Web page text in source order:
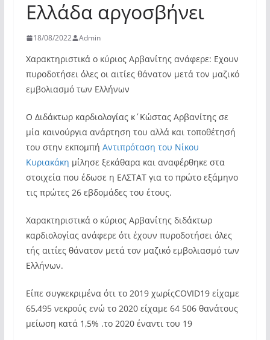
Ελλάδα αργοσβήνει
18/08/2022 Admin
Χαρακτηριστικά ο κύριος Αρβανίτης ανάφερε: Eχουν
πυροδοτήσει όλες οι αιτίες θάνατον μετά τον μαζικό
εμβολιασμό των Ελλήνων
Ο Διδάκτωρ καρδιολογίας κ΄Κώστας Αρβανίτης σε
μία καινούργια ανάρτηση του αλλά και τοποθέτησή
του στην εκπομπή Αντιπρόταση του Νίκου
Κυριακάκη μίλησε ξεκάθαρα και αναφέρθηκε στα
στοιχεία που έδωσε η ΕΛΣΤΑΤ για το πρώτο εξάμηνο
τις πρώτες 26 εβδομάδες του έτους.
Χαρακτηριστικά ο κύριος Αρβανίτης διδάκτωρ
καρδιολογίας ανάφερε ότι έχουν πυροδοτήσει όλες
τής αιτίες θάνατον μετά τον μαζικό εμβολιασμό των
Ελλήνων.
Είπε συγκεκριμένα ότι το 2019 χωρίςCOVID19 είχαμε
65,495 νεκρούς ενώ το 2020 είχαμε 64 506 θανάτους
μείωση κατά 1,5% .το 2020 έναντι του 19